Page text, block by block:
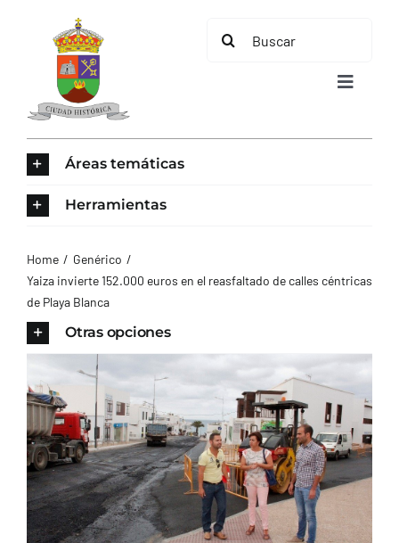
contenido
Buscar:
Toggle
AYUNTAMIENTO
CONTACTO
Áreas temáticas
Herramientas
Home
Genérico
Yaiza invierte 152.000 euros en el reasfaltado de calles céntricas
de Playa Blanca
Otras opciones